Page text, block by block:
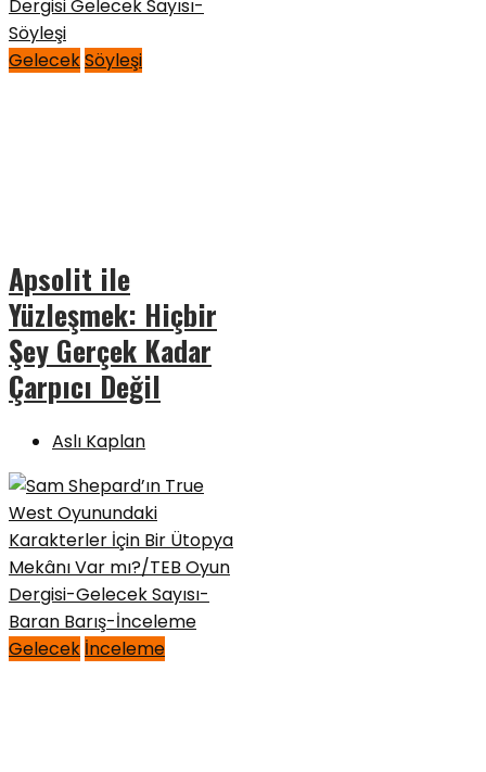
GelecekSöyleşi
Apsolit ile
Yüzleşmek: Hiçbir
Şey Gerçek Kadar
Çarpıcı Değil
Aslı Kaplan
Gelecek İnceleme